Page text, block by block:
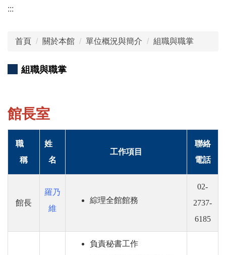
:::
首頁 關於本館 單位概況與簡介 組職與職掌
組職與職掌
館長室
職
稱
姓
名
工作項目
聯絡
電話
館長
羅乃
維
綜理全館館務
02-
2737-
6185
負責秘書工作